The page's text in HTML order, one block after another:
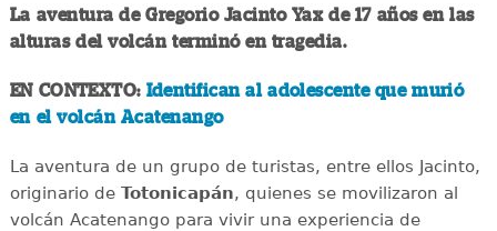
La aventura de Gregorio Jacinto Yax de 17 años en las
alturas del volcán terminó en tragedia.
EN CONTEXTO: Identifican al adolescente que murió
en el volcán Acatenango
La aventura de un grupo de turistas, entre ellos Jacinto,
originario de Totonicapán, quienes se movilizaron al
volcán Acatenango para vivir una experiencia de